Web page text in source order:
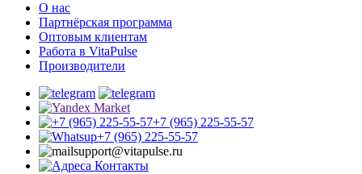
О нас
Партнёрская программа
Оптовым клиентам
Работа в VitaPulse
Производители
+7 (965) 225-55-57
+7 (965) 225-55-57
support@vitapulse.ru
Контакты